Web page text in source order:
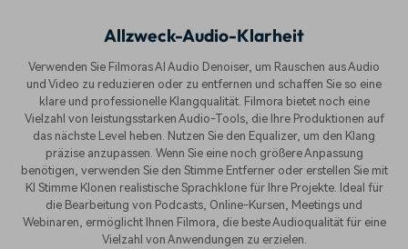
Allzweck-Audio-Klarheit
Verwenden Sie Filmoras AI Audio Denoiser, um Rauschen aus Audio
und Video zu reduzieren oder zu entfernen und schaffen Sie so eine
klare und professionelle Klangqualität. Filmora bietet noch eine
Vielzahl von leistungsstarken Audio-Tools, die Ihre Produktionen auf
das nächste Level heben. Nutzen Sie den Equalizer, um den Klang
präzise anzupassen. Wenn Sie eine noch größere Anpassung
benötigen, verwenden Sie den Stimme Entferner oder erstellen Sie mit
KI Stimme Klonen realistische Sprachklone für Ihre Projekte. Ideal für
die Bearbeitung von Podcasts, Online-Kursen, Meetings und
Webinaren, ermöglicht Ihnen Filmora, die beste Audioqualität für eine
Vielzahl von Anwendungen zu erzielen.